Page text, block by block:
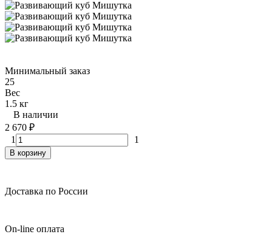
Минимальный заказ
25
Вес
1.5 кг
В наличии
2 670 ₽
1
1
В корзину
Доставка по России
On-line оплата